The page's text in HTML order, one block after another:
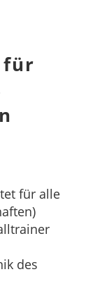
für
für alle
des